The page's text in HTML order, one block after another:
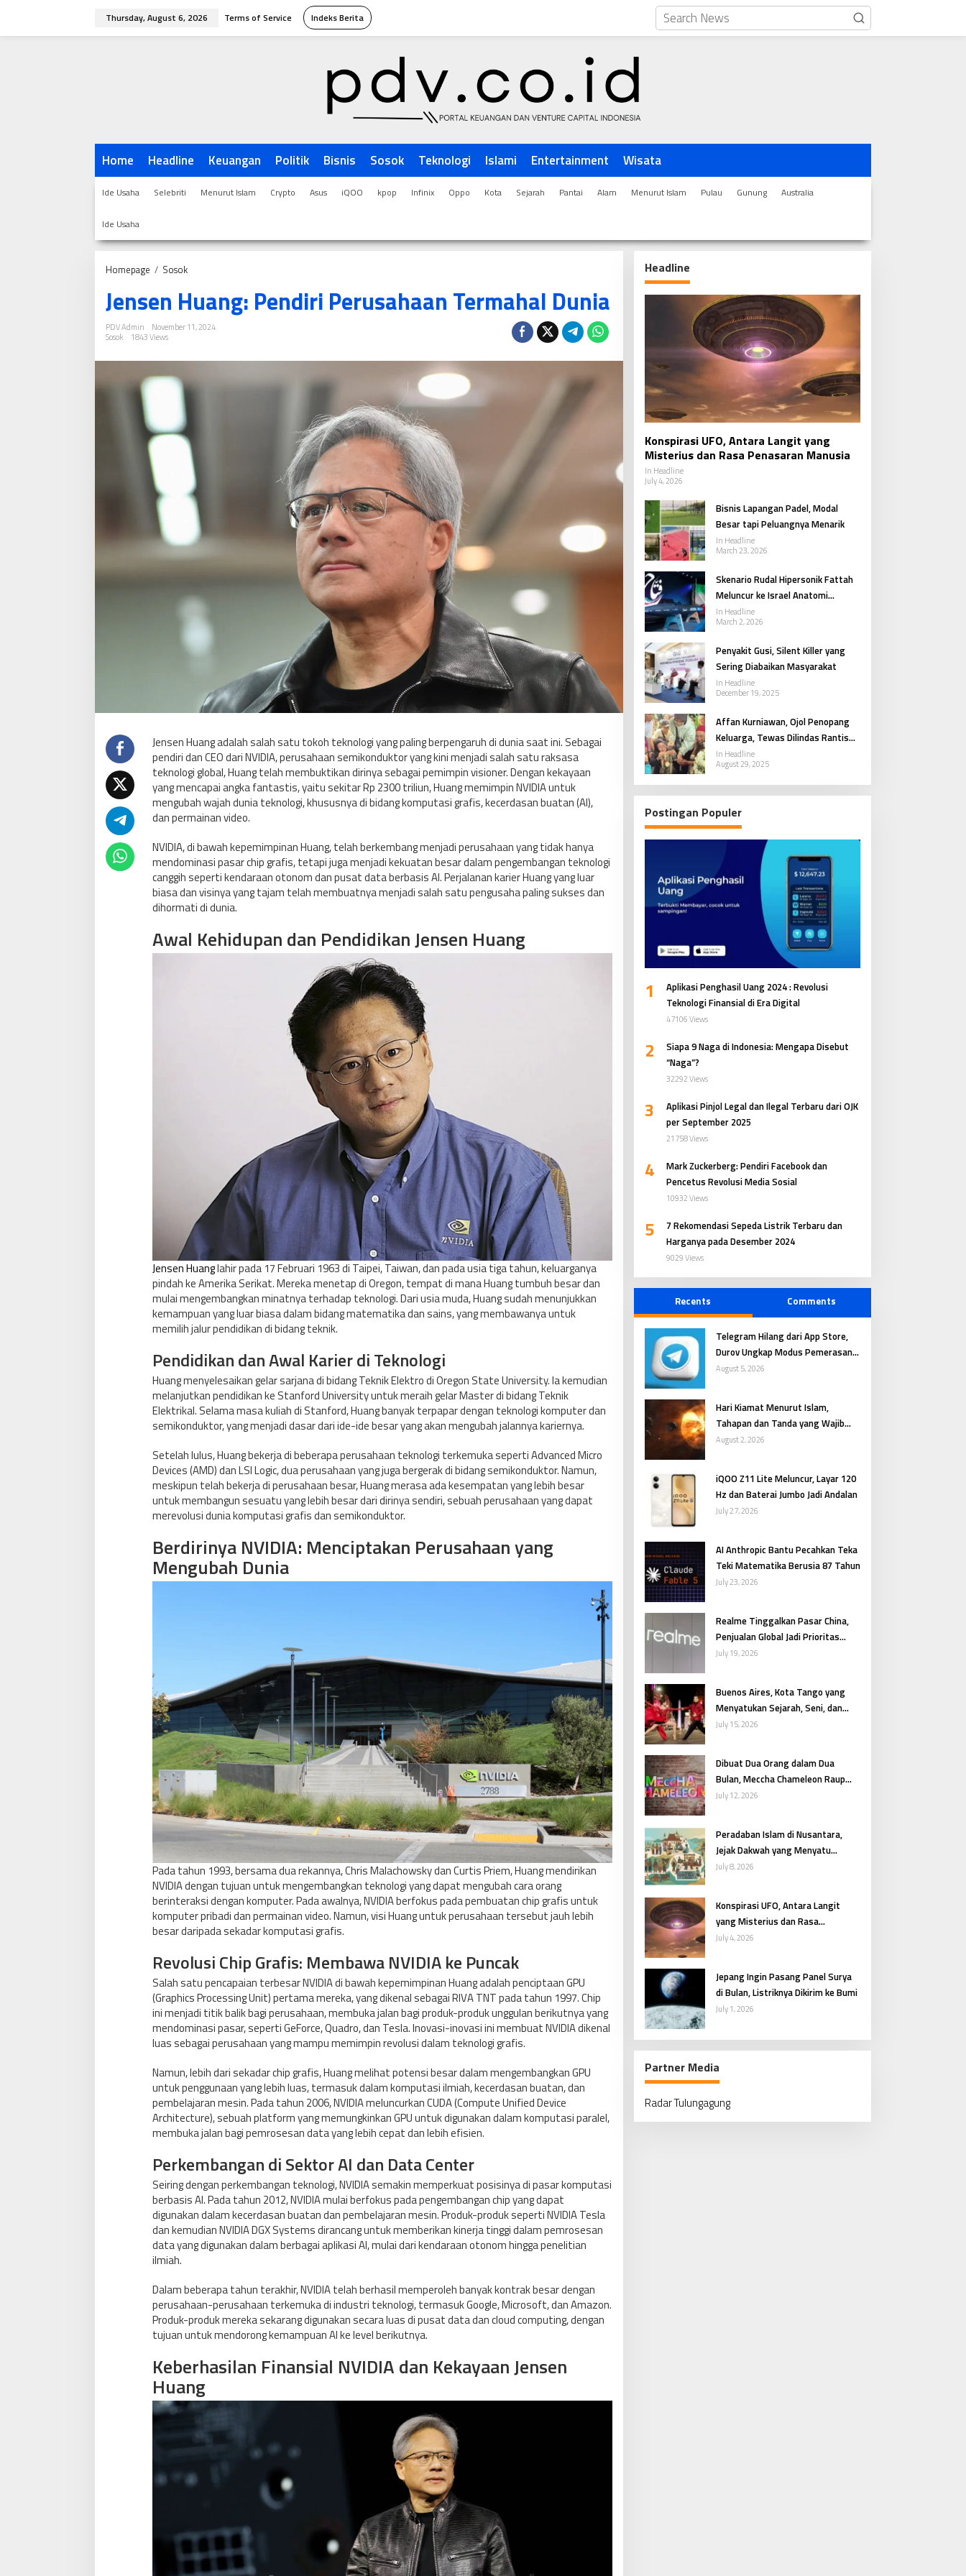
content
Thursday, August 6, 2026 Terms of Service Indeks Berita
Home Headline Keuangan Politik Bisnis Sosok Teknologi Islami Entertainment Wisata
Ide Usaha Selebriti Menurut Islam Crypto Asus iQOO kpop Infinix Oppo Kota Sejarah Pantai Alam Menurut Islam Pulau Gunung Australia
Ide Usaha
Homepage / SosokJensen
Pendiri
Perusahaan
Termahal
Jensen Huang: Pendiri Perusahaan Termahal Dunia
PDV Admin
November 11, 2024
Sosok
1843 Views
Jensen Huang adalah salah satu tokoh teknologi yang paling berpengaruh di dunia saat ini. Sebagai
pendiri dan CEO dari NVIDIA, perusahaan semikonduktor yang kini menjadi salah satu raksasa
teknologi global, Huang telah membuktikan dirinya sebagai pemimpin visioner. Dengan kekayaan
yang mencapai angka fantastis, yaitu sekitar Rp 2300 triliun, Huang memimpin NVIDIA untuk
mengubah wajah dunia teknologi, khususnya di bidang komputasi grafis, kecerdasan buatan (AI),
dan permainan video.
NVIDIA, di bawah kepemimpinan Huang, telah berkembang menjadi perusahaan yang tidak hanya
mendominasi pasar chip grafis, tetapi juga menjadi kekuatan besar dalam pengembangan teknologi
canggih seperti kendaraan otonom dan pusat data berbasis AI. Perjalanan karier Huang yang luar
biasa dan visinya yang tajam telah membuatnya menjadi salah satu pengusaha paling sukses dan
dihormati di dunia.
Awal Kehidupan dan Pendidikan Jensen Huang
Jensen Huanglahir pada 17 Februari 1963 di Taipei, Taiwan, dan pada usia tiga tahun, keluarganya
pindah ke Amerika Serikat. Mereka menetap di Oregon, tempat di mana Huang tumbuh besar dan
mulai mengembangkan minatnya terhadap teknologi. Dari usia muda, Huang sudah menunjukkan
kemampuan yang luar biasa dalam bidang matematika dan sains, yang membawanya untuk
memilih jalur pendidikan di bidang teknik.
Pendidikan dan Awal Karier di Teknologi
Huang menyelesaikan gelar sarjana di bidang Teknik Elektro di Oregon State University. Ia kemudian
melanjutkan pendidikan ke Stanford University untuk meraih gelar Master di bidang Teknik
Elektrikal. Selama masa kuliah di Stanford, Huang banyak terpapar dengan teknologi komputer dan
semikonduktor, yang menjadi dasar dari ide-ide besar yang akan mengubah jalannya kariernya.
Setelah lulus, Huang bekerja di beberapa perusahaan teknologi terkemuka seperti Advanced Micro
Devices (AMD) dan LSI Logic, dua perusahaan yang juga bergerak di bidang semikonduktor. Namun,
meskipun telah bekerja di perusahaan besar, Huang merasa ada kesempatan yang lebih besar
untuk membangun sesuatu yang lebih besar dari dirinya sendiri, sebuah perusahaan yang dapat
merevolusi dunia komputasi grafis dan semikonduktor.
Berdirinya NVIDIA: Menciptakan Perusahaan yang
Mengubah Dunia
Pada tahun 1993, bersama dua rekannya, Chris Malachowsky dan Curtis Priem, Huang mendirikan
NVIDIA dengan tujuan untuk mengembangkan teknologi yang dapat mengubah cara orang
berinteraksi dengan komputer. Pada awalnya, NVIDIA berfokus pada pembuatan chip grafis untuk
komputer pribadi dan permainan video. Namun, visi Huang untuk perusahaan tersebut jauh lebih
besar daripada sekadar komputasi grafis.
Revolusi Chip Grafis: Membawa NVIDIA ke Puncak
Salah satu pencapaian terbesar NVIDIA di bawah kepemimpinan Huang adalah penciptaan GPU
(Graphics Processing Unit) pertama mereka, yang dikenal sebagai RIVA TNT pada tahun 1997. Chip
ini menjadi titik balik bagi perusahaan, membuka jalan bagi produk-produk unggulan berikutnya yang
mendominasi pasar, seperti GeForce, Quadro, dan Tesla. Inovasi-inovasi ini membuat NVIDIA dikenal
luas sebagai perusahaan yang mampu memimpin revolusi dalam teknologi grafis.
Namun, lebih dari sekadar chip grafis, Huang melihat potensi besar dalam mengembangkan GPU
untuk penggunaan yang lebih luas, termasuk dalam komputasi ilmiah, kecerdasan buatan, dan
pembelajaran mesin. Pada tahun 2006, NVIDIA meluncurkan CUDA (Compute Unified Device
Architecture), sebuah platform yang memungkinkan GPU untuk digunakan dalam komputasi paralel,
membuka jalan bagi pemrosesan data yang lebih cepat dan lebih efisien.
Perkembangan di Sektor AI dan Data Center
Seiring dengan perkembangan teknologi, NVIDIA semakin memperkuat posisinya di pasar komputasi
berbasis AI. Pada tahun 2012, NVIDIA mulai berfokus pada pengembangan chip yang dapat
digunakan dalam kecerdasan buatan dan pembelajaran mesin. Produk-produk seperti NVIDIA Tesla
dan kemudian NVIDIA DGX Systems dirancang untuk memberikan kinerja tinggi dalam pemrosesan
data yang digunakan dalam berbagai aplikasi AI, mulai dari kendaraan otonom hingga penelitian
ilmiah.
Dalam beberapa tahun terakhir, NVIDIA telah berhasil memperoleh banyak kontrak besar dengan
perusahaan-perusahaan terkemuka di industri teknologi, termasuk Google, Microsoft, dan Amazon.
Produk-produk mereka sekarang digunakan secara luas di pusat data dan cloud computing, dengan
tujuan untuk mendorong kemampuan AI ke level berikutnya.
Keberhasilan Finansial NVIDIA dan Kekayaan Jensen
Huang
Headline
Konspirasi UFO, Antara Langit yang
Misterius dan Rasa Penasaran Manusia
In Headline
July 4, 2026
Bisnis Lapangan Padel, Modal
Besar tapi Peluangnya Menarik
In Headline
March 23, 2026
Skenario Rudal Hipersonik Fattah
Meluncur ke Israel Anatomi
Respons Iran dalam Konflik Besar
In Headline
March 2, 2026
Penyakit Gusi, Silent Killer yang
Sering Diabaikan Masyarakat
In Headline
December 19, 2025
Affan Kurniawan, Ojol Penopang
Keluarga, Tewas Dilindas Rantis
Brimob
In Headline
August 29, 2025
Postingan Populer
1
Aplikasi Penghasil Uang 2024 : Revolusi
Teknologi Finansial di Era Digital
47106 Views
2
Siapa 9 Naga di Indonesia: Mengapa Disebut
“Naga”?
32292 Views
3
Aplikasi Pinjol Legal dan Ilegal Terbaru dari OJK
per September 2025
21758 Views
4
Mark Zuckerberg: Pendiri Facebook dan
Pencetus Revolusi Media Sosial
10932 Views
5
7 Rekomendasi Sepeda Listrik Terbaru dan
Harganya pada Desember 2024
9029 Views
Recents Comments
Telegram Hilang dari App Store,
Durov Ungkap Modus Pemerasan
Digital
August 5, 2026
Hari Kiamat Menurut Islam,
Tahapan dan Tanda yang Wajib
Dipahami
August 2, 2026
iQOO Z11 Lite Meluncur, Layar 120
Hz dan Baterai Jumbo Jadi Andalan
July 27, 2026
AI Anthropic Bantu Pecahkan Teka
Teki Matematika Berusia 87 Tahun
July 23, 2026
Realme Tinggalkan Pasar China,
Penjualan Global Jadi Prioritas
Utama
July 19, 2026
Buenos Aires, Kota Tango yang
Menyatukan Sejarah, Seni, dan
Gairah Argentina
July 15, 2026
Dibuat Dua Orang dalam Dua
Bulan, Meccha Chameleon Raup
Pendapatan Fantastis
July 12, 2026
Peradaban Islam di Nusantara,
Jejak Dakwah yang Menyatu
dengan Budaya
July 8, 2026
Konspirasi UFO, Antara Langit
yang Misterius dan Rasa
Penasaran Manusia
July 4, 2026
Jepang Ingin Pasang Panel Surya
di Bulan, Listriknya Dikirim ke Bumi
July 1, 2026
Partner Media
Radar Tulungagung